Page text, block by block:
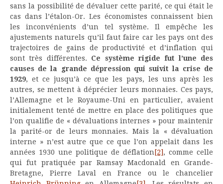
sans la possibilité de dévaluer cette parité, ce qui était le
cas dans l’étalon-Or. Les économistes connaissent bien
les inconvénients d’un tel système. Il empêche les
ajustements naturels qu’il faut faire car les pays ont des
trajectoires de gains de productivité et d’inflation qui
sont très différentes. Ce système rigide fut l’une des
causes de la grande dépression qui suivit la crise de
1929, et ce jusqu’à ce que les pays, les uns après les
autres, se mettent à déprécier leurs monnaies. Ces pays,
l’Allemagne et le Royaume-Uni en particulier, avaient
initialement tenté de mettre en place des politiques que
l’on qualifie de « dévaluations internes » pour maintenir
la parité-or de leurs monnaies. Mais la « dévaluation
interne » n’est autre que ce que l’on appelait dans les
années 1930 une politique de déflation [2], comme celle
qui fut pratiquée par Ramsay Macdonald en Grande-
Bretagne, Pierre Laval en France ou le chancelier